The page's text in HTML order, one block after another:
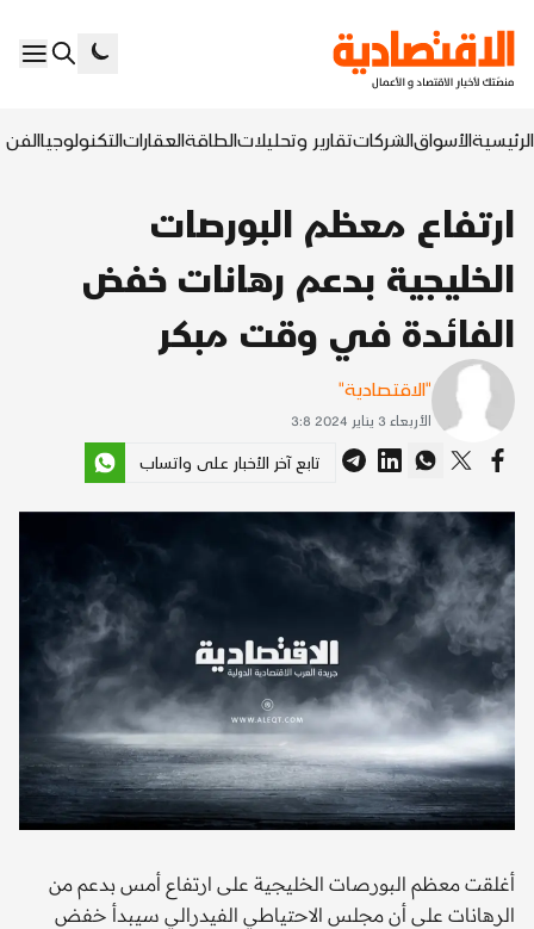
الرئيسيةالأسواقالشركاتتقارير وتحليلاتالطاقةالعقاراتالتكنولوجياالفن
ارتفاع معظم البورصات
الخليجية بدعم رهانات خفض
الفائدة في وقت مبكر
"الاقتصادية"
الأربعاء 3 يناير 2024 3:8
تابع آخر الأخبار على واتساب
أغلقت معظم البورصات الخليجية على ارتفاع أمس بدعم من
الرهانات على أن مجلس الاحتياطي الفيدرالي سيبدأ خفض